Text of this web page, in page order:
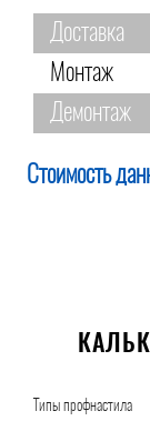
Доставка
Монтаж
Демонтаж
Стоимость
Типы профнастила